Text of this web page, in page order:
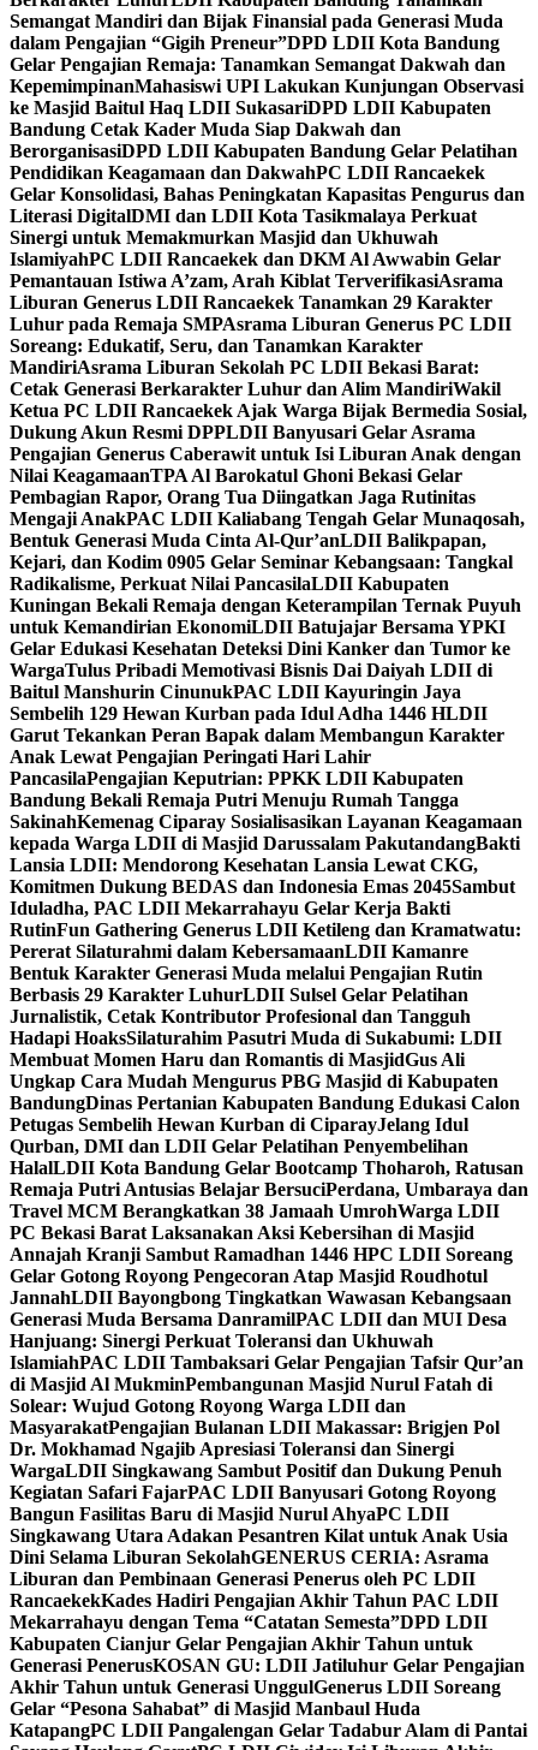
Semangat Mandiri dan Bijak Finansial pada Generasi Muda
dalam Pengajian “Gigih Preneur”DPD LDII Kota Bandung
Gelar Pengajian Remaja: Tanamkan Semangat Dakwah dan
KepemimpinanMahasiswi UPI Lakukan Kunjungan Observasi
ke Masjid Baitul Haq LDII SukasariDPD LDII Kabupaten
Bandung Cetak Kader Muda Siap Dakwah dan
BerorganisasiDPD LDII Kabupaten Bandung Gelar Pelatihan
Pendidikan Keagamaan dan DakwahPC LDII Rancaekek
Gelar Konsolidasi, Bahas Peningkatan Kapasitas Pengurus dan
Literasi DigitalDMI dan LDII Kota Tasikmalaya Perkuat
Sinergi untuk Memakmurkan Masjid dan Ukhuwah
IslamiyahPC LDII Rancaekek dan DKM Al Awwabin Gelar
Pemantauan Istiwa A’zam, Arah Kiblat TerverifikasiAsrama
Liburan Generus LDII Rancaekek Tanamkan 29 Karakter
Luhur pada Remaja SMPAsrama Liburan Generus PC LDII
Soreang: Edukatif, Seru, dan Tanamkan Karakter
MandiriAsrama Liburan Sekolah PC LDII Bekasi Barat:
Cetak Generasi Berkarakter Luhur dan Alim MandiriWakil
Ketua PC LDII Rancaekek Ajak Warga Bijak Bermedia Sosial,
Dukung Akun Resmi DPPLDII Banyusari Gelar Asrama
Pengajian Generus Caberawit untuk Isi Liburan Anak dengan
Nilai KeagamaanTPA Al Barokatul Ghoni Bekasi Gelar
Pembagian Rapor, Orang Tua Diingatkan Jaga Rutinitas
Mengaji AnakPAC LDII Kaliabang Tengah Gelar Munaqosah,
Bentuk Generasi Muda Cinta Al-Qur’anLDII Balikpapan,
Kejari, dan Kodim 0905 Gelar Seminar Kebangsaan: Tangkal
Radikalisme, Perkuat Nilai PancasilaLDII Kabupaten
Kuningan Bekali Remaja dengan Keterampilan Ternak Puyuh
untuk Kemandirian EkonomiLDII Batujajar Bersama YPKI
Gelar Edukasi Kesehatan Deteksi Dini Kanker dan Tumor ke
WargaTulus Pribadi Memotivasi Bisnis Dai Daiyah LDII di
Baitul Manshurin CinunukPAC LDII Kayuringin Jaya
Sembelih 129 Hewan Kurban pada Idul Adha 1446 HLDII
Garut Tekankan Peran Bapak dalam Membangun Karakter
Anak Lewat Pengajian Peringati Hari Lahir
PancasilaPengajian Keputrian: PPKK LDII Kabupaten
Bandung Bekali Remaja Putri Menuju Rumah Tangga
SakinahKemenag Ciparay Sosialisasikan Layanan Keagamaan
kepada Warga LDII di Masjid Darussalam PakutandangBakti
Lansia LDII: Mendorong Kesehatan Lansia Lewat CKG,
Komitmen Dukung BEDAS dan Indonesia Emas 2045Sambut
Iduladha, PAC LDII Mekarrahayu Gelar Kerja Bakti
RutinFun Gathering Generus LDII Ketileng dan Kramatwatu:
Pererat Silaturahmi dalam KebersamaanLDII Kamanre
Bentuk Karakter Generasi Muda melalui Pengajian Rutin
Berbasis 29 Karakter LuhurLDII Sulsel Gelar Pelatihan
Jurnalistik, Cetak Kontributor Profesional dan Tangguh
Hadapi HoaksSilaturahim Pasutri Muda di Sukabumi: LDII
Membuat Momen Haru dan Romantis di MasjidGus Ali
Ungkap Cara Mudah Mengurus PBG Masjid di Kabupaten
BandungDinas Pertanian Kabupaten Bandung Edukasi Calon
Petugas Sembelih Hewan Kurban di CiparayJelang Idul
Qurban, DMI dan LDII Gelar Pelatihan Penyembelihan
HalalLDII Kota Bandung Gelar Bootcamp Thoharoh, Ratusan
Remaja Putri Antusias Belajar BersuciPerdana, Umbaraya dan
Travel MCM Berangkatkan 38 Jamaah UmrohWarga LDII
PC Bekasi Barat Laksanakan Aksi Kebersihan di Masjid
Annajah Kranji Sambut Ramadhan 1446 HPC LDII Soreang
Gelar Gotong Royong Pengecoran Atap Masjid Roudhotul
JannahLDII Bayongbong Tingkatkan Wawasan Kebangsaan
Generasi Muda Bersama DanramilPAC LDII dan MUI Desa
Hanjuang: Sinergi Perkuat Toleransi dan Ukhuwah
IslamiahPAC LDII Tambaksari Gelar Pengajian Tafsir Qur’an
di Masjid Al MukminPembangunan Masjid Nurul Fatah di
Solear: Wujud Gotong Royong Warga LDII dan
MasyarakatPengajian Bulanan LDII Makassar: Brigjen Pol
Dr. Mokhamad Ngajib Apresiasi Toleransi dan Sinergi
WargaLDII Singkawang Sambut Positif dan Dukung Penuh
Kegiatan Safari FajarPAC LDII Banyusari Gotong Royong
Bangun Fasilitas Baru di Masjid Nurul AhyaPC LDII
Singkawang Utara Adakan Pesantren Kilat untuk Anak Usia
Dini Selama Liburan SekolahGENERUS CERIA: Asrama
Liburan dan Pembinaan Generasi Penerus oleh PC LDII
RancaekekKades Hadiri Pengajian Akhir Tahun PAC LDII
Mekarrahayu dengan Tema “Catatan Semesta”DPD LDII
Kabupaten Cianjur Gelar Pengajian Akhir Tahun untuk
Generasi PenerusKOSAN GU: LDII Jatiluhur Gelar Pengajian
Akhir Tahun untuk Generasi UnggulGenerus LDII Soreang
Gelar “Pesona Sahabat” di Masjid Manbaul Huda
KatapangPC LDII Pangalengan Gelar Tadabur Alam di Pantai